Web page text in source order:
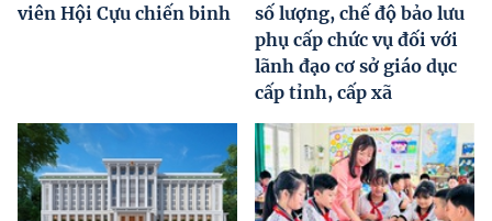
viên Hội Cựu chiến binh
số lượng, chế độ bảo lưu
phụ cấp chức vụ đối với
lãnh đạo cơ sở giáo dục
cấp tỉnh, cấp xã